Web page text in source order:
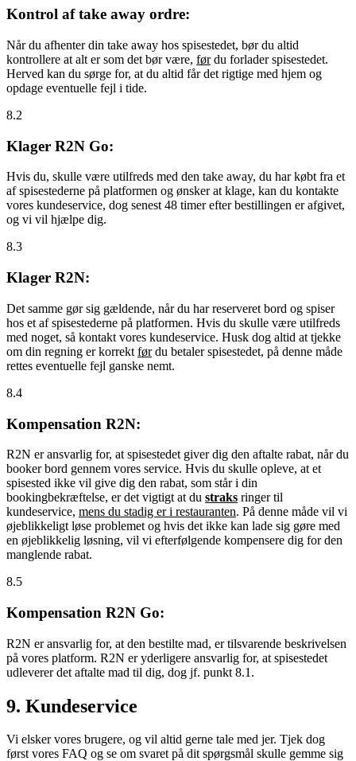
Kontrol af take away ordre:
Når du afhenter din take away hos spisestedet, bør du altid
kontrollere at alt er som det bør være, førdu forlader spisestedet.
Herved kan du sørge for, at du altid får det rigtige med hjem og
opdage eventuelle fejl i tide.
8.2
Klager R2N Go:
Hvis du, skulle være utilfreds med den take away, du har købt fra et
af spisestederne på platformen og ønsker at klage, kan du kontakte
vores kundeservice, dog senest 48 timer efter bestillingen er afgivet,
og vi vil hjælpe dig.
8.3
Klager R2N:
Det samme gør sig gældende, når du har reserveret bord og spiser
hos et af spisestederne på platformen. Hvis du skulle være utilfreds
med noget, så kontakt vores kundeservice. Husk dog altid at tjekke
om din regning er korrekt førdu betaler spisestedet, på denne måde
rettes eventuelle fejl ganske nemt.
8.4
Kompensation R2N:
R2N er ansvarlig for, at spisestedet giver dig den aftalte rabat, når du
booker bord gennem vores service. Hvis du skulle opleve, at et
spisested ikke vil give dig den rabat, som står i din
bookingbekræftelse, er det vigtigt at du straks ringer til
kundeservice, mens du stadig er i restauranten. På denne måde vil vi
øjeblikkeligt løse problemet og hvis det ikke kan lade sig gøre med
en øjeblikkelig løsning, vil vi efterfølgende kompensere dig for den
manglende rabat.
8.5
Kompensation R2N Go:
R2N er ansvarlig for, at den bestilte mad, er tilsvarende beskrivelsen
på vores platform. R2N er yderligere ansvarlig for, at spisestedet
udleverer det aftalte mad til dig, dog jf. punkt 8.1.
9. Kundeservice
Vi elsker vores brugere, og vil altid gerne tale med jer. Tjek dog
først vores FAQ og se om svaret på dit spørgsmål skulle gemme sig